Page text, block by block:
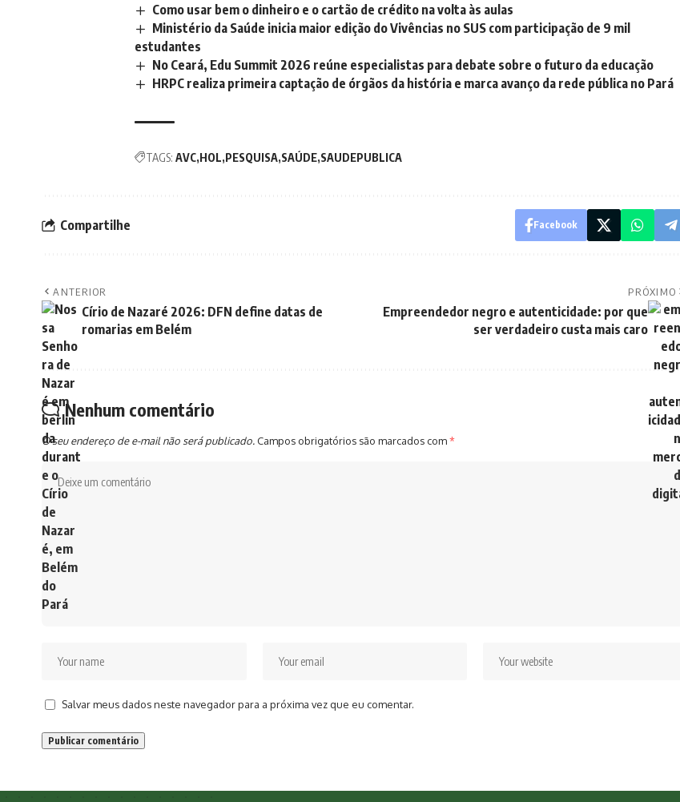
Como usar bem o dinheiro e o cartão de crédito na volta às aulas
Ministério da Saúde inicia maior edição do Vivências no SUS com participação de 9 mil
estudantes
No Ceará, Edu Summit 2026 reúne especialistas para debate sobre o futuro da educação
HRPC realiza primeira captação de órgãos da história e marca avanço da rede pública no Pará
TAGS: AVC HOL PESQUISA SAÚDE SAUDEPUBLICA
Compartilhe Facebook
ANTERIOR
Círio de Nazaré 2026: DFN define datas de
romarias em Belém
PRÓXIMO
Empreendedor negro e autenticidade: por que
ser verdadeiro custa mais caro
Nenhum comentário
O seu endereço de e-mail não será publicado. Campos obrigatórios são marcados com*
Salvar meus dados neste navegador para a próxima vez que eu comentar.